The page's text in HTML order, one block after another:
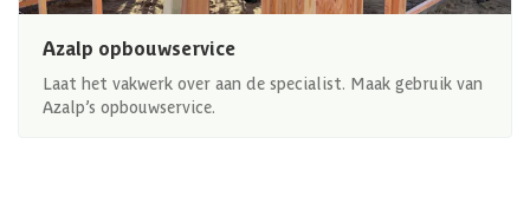
Azalp opbouwservice
Laat het vakwerk over aan de specialist. Maak gebruik van
Azalp’s opbouwservice.